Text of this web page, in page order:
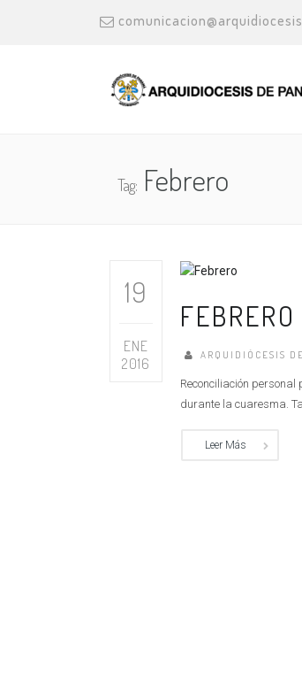
Tag:Febrero
19
ENE
2016
FEBRERO
ARQUIDIÓCESIS
Reconciliación
durante la cuaresma.
Leer Más